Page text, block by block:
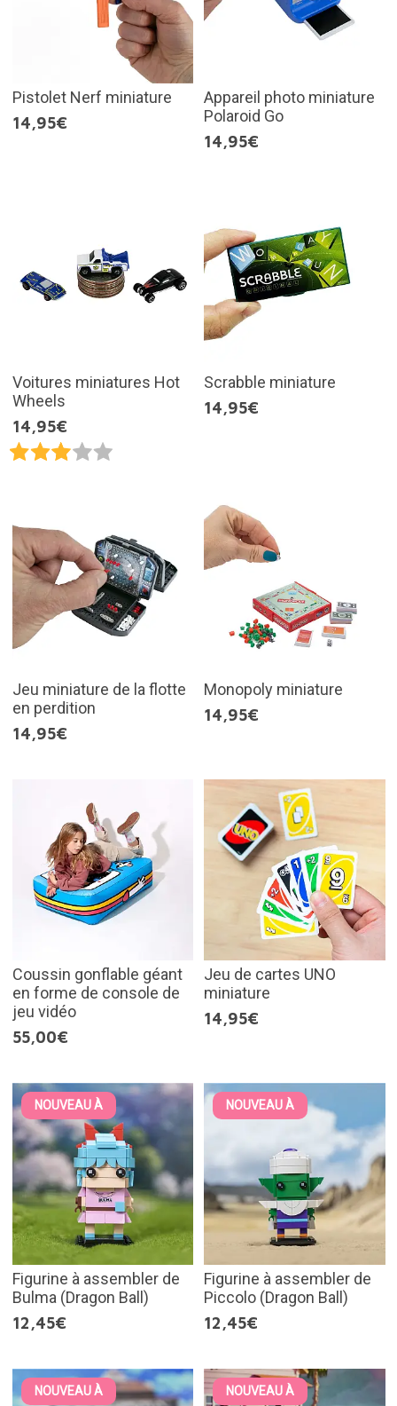
Pistolet Nerf miniature
14,95€
Appareil photo miniature
Polaroid Go
14,95€
Voitures miniatures Hot
Wheels
14,95€
Scrabble miniature
14,95€
Jeu miniature de la flotte
en perdition
14,95€
Monopoly miniature
14,95€
Coussin gonflable géant
en forme de console de
jeu vidéo
55,00€
Jeu de cartes UNO
miniature
14,95€
NOUVEAU À
Figurine à assembler de
Bulma (Dragon Ball)
12,45€
NOUVEAU À
Figurine à assembler de
Piccolo (Dragon Ball)
12,45€
NOUVEAU À NOUVEAU À